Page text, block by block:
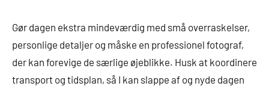
Gør dagen ekstra mindeværdig med små overraskelser,
personlige detaljer og måske en professionel fotograf,
der kan forevige de særlige øjeblikke. Husk at koordinere
transport og tidsplan, så I kan slappe af og nyde dagen